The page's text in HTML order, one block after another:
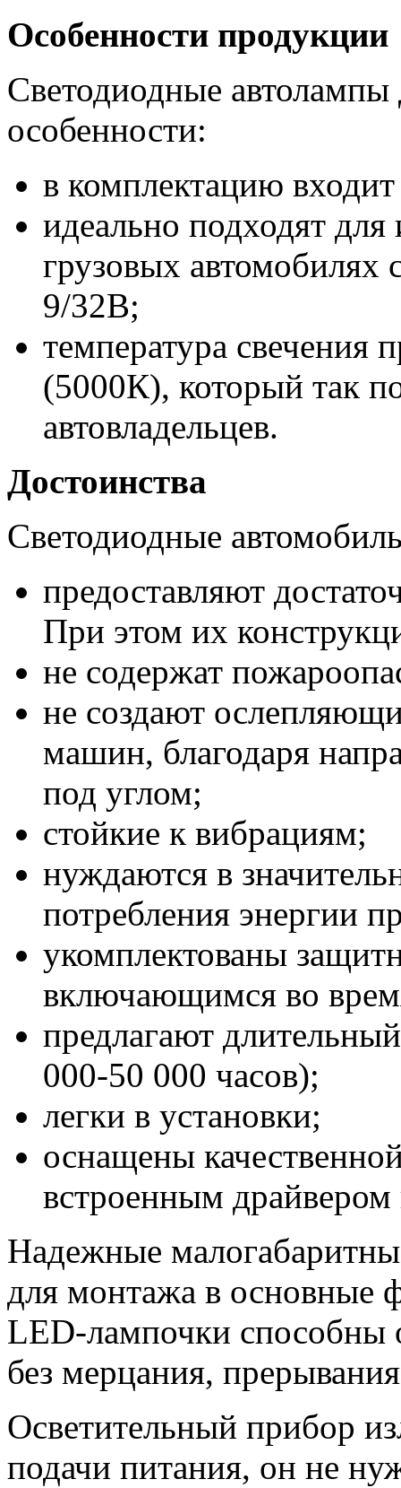
Особенности продукции
Светодиодные
особенности:
в комплектацию
идеально подходят для
грузовых
9/32В;
температура свечения
(5000К), который так
автовладельцев.
Достоинства
Светодиодные
предоставляют
При этом их
не содержат
не создают
машин, благодаря
под углом;
стойкие к вибрациям;
нуждаются в
потребления энергии
укомплектованы
включающимся во
предлагают
000-50 000 часов);
легки в установки;
оснащены
встроенным
Надежные
для монтажа в основные
LED-лампочки способны
без мерцания,
Осветительный прибор
подачи питания, он не